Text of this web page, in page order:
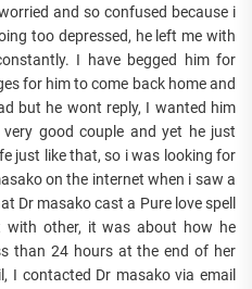
and so confused because i
too depressed, he left me with
I have begged him for
for him to come back home and
but he wont reply, I wanted him
good couple and yet he just
just like that, so i was looking for
on the internet when i saw a
Dr masako cast a Pure love spell
other, it was about how he
than 24 hours at the end of her
I contacted Dr masako via email